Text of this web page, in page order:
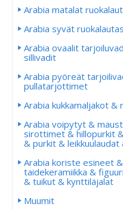
Arabia matalat
Arabia syvät
Arabia ovaalit
sillivadit
Arabia pyöreät
pullatarjottimet
Arabia kukkamaljakot &
Arabia voipytyt &
sirottimet & hillopurkit
& purkit &
Arabia koriste esineet
taidekeramiikka &
& tuikut & kynttiläjalat
Muumit